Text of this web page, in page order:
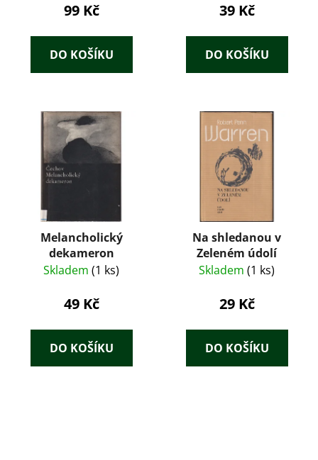
99 Kč
DO KOŠÍKU
39 Kč
DO KOŠÍKU
Melancholický
dekameron
Skladem (1 ks)
49 Kč
DO KOŠÍKU
Na shledanou v
Zeleném údolí
Skladem (1 ks)
29 Kč
DO KOŠÍKU